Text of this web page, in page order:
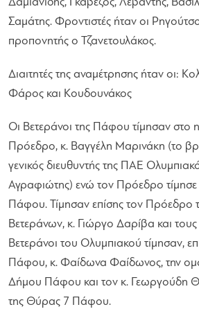
Σαμάτης. Φροντιστές ήταν οι
προπονητής ο Τζανετουλάκος.
Διαιτητές της αναμέτρησης ήταν οι:
Φάρος και Κουδουνάκος
Οι Βετεράνοι της Πάφου τίμησαν στο
Πρόεδρο, κ. Βαγγέλη Μαρινάκη (το
γενικός διευθυντής της ΠΑΕ
Αγραφιώτης) ενώ τον Πρόεδρο
Πάφου. Τίμησαν επίσης τον Πρόεδρο
Βετεράνων, κ. Γιώργο Δαρίβα και
Βετεράνοι του Ολυμπιακού τίμησαν,
Πάφου, κ. Φαίδωνα Φαίδωνος, την
Δήμου Πάφου και τον κ. Γεωργούδη
της Θύρας 7 Πάφου.